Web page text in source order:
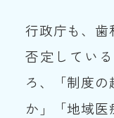
行政庁も、歯
否定してい
ろ、「制度
か」「地域